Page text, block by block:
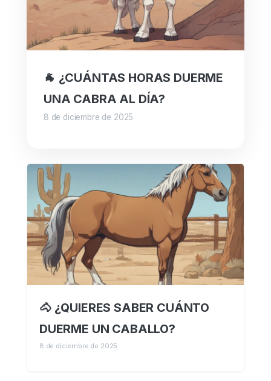
🐐 ¿CUÁNTAS HORAS DUERME
UNA CABRA AL DÍA?
8 de diciembre de 2025
🐴 ¿QUIERES SABER CUÁNTO
DUERME UN CABALLO?
8 de diciembre de 2025